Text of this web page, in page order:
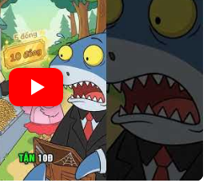
cung ứng và kiểm soát lợi nhuận.